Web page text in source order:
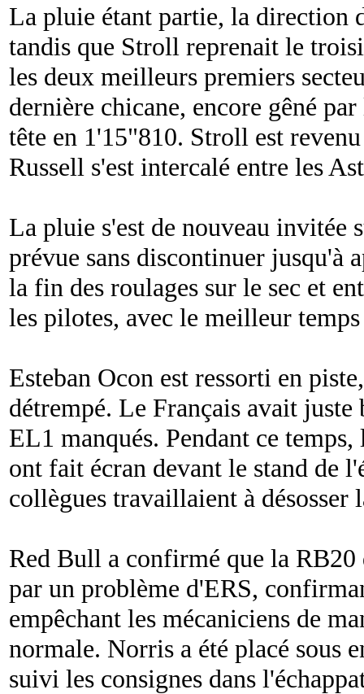
La pluie étant partie, la direction
tandis que Stroll reprenait le
les deux meilleurs premiers
dernière chicane, encore gêné
tête en 1'15"810. Stroll est
Russell s'est intercalé entre les
La pluie s'est de nouveau invitée
prévue sans discontinuer jusqu'à
la fin des roulages sur le sec et
les pilotes, avec le meilleur
Esteban Ocon est ressorti en
détrempé. Le Français avait juste
EL1 manqués. Pendant ce
ont fait écran devant le stand de
collègues travaillaient à désosser
Red Bull a confirmé que la RB20
par un problème d'ERS,
empêchant les mécaniciens de
normale. Norris a été placé sous
suivi les consignes dans